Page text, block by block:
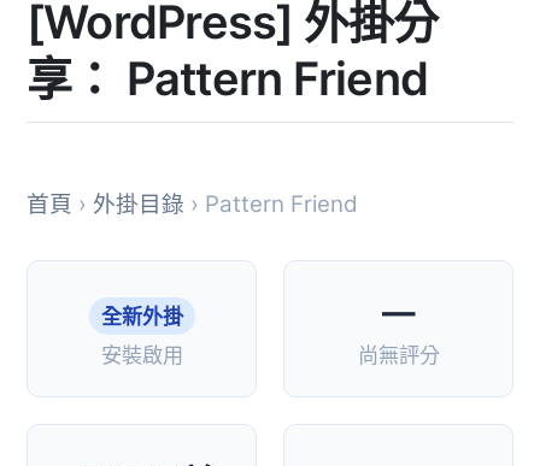
[WordPress] 外掛分
享： Pattern Friend
首頁 › 外掛目錄 › Pattern Friend
全新外掛
安裝啟用
—
尚無評分